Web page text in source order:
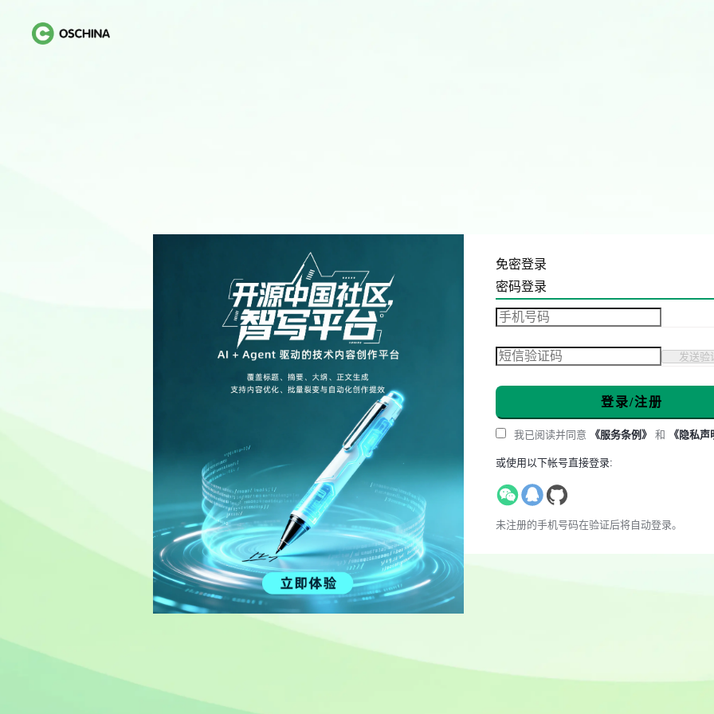
免密登录
密码登录
发送验
登录/注册
我已阅读并同意 《服务条例》 和 《隐私声
或使用以下帐号直接登录:
未注册的手机号码在验证后将自动登录。